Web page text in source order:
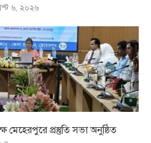
৬, ২০২৬
প্রস্তুতি সভা অনুষ্ঠিত